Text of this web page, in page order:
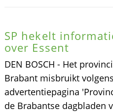
SP hekelt
over Essent
DEN BOSCH - Het
Brabant misbruikt
advertentiepagina
de Brabantse dagbladen